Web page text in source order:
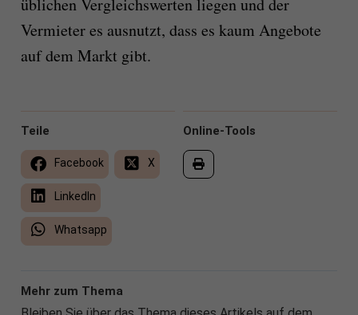
üblichen Vergleichswerten liegen und der
Vermieter es ausnutzt, dass es kaum Angebote
auf dem Markt gibt.
Online-Tools
Teile
Facebook X
LinkedIn
Whatsapp
Mehr zum Thema